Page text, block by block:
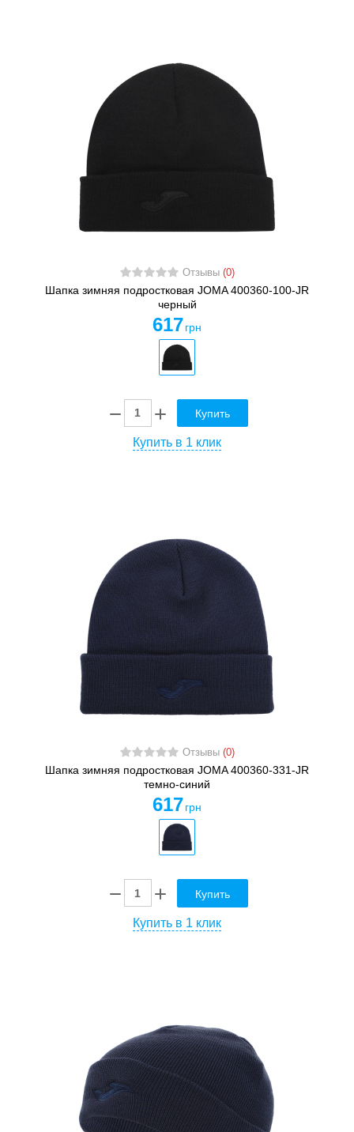
Отзывы (0)
Шапка зимняя подростковая JOMA 400360-100-JR
черный
617 грн
Купить
Купить в 1 клик
Отзывы (0)
Шапка зимняя подростковая JOMA 400360-331-JR
темно-синий
617 грн
Купить
Купить в 1 клик